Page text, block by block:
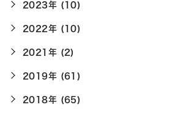
2023年 (10)
2022年 (10)
2021年 (2)
2019年 (61)
2018年 (65)